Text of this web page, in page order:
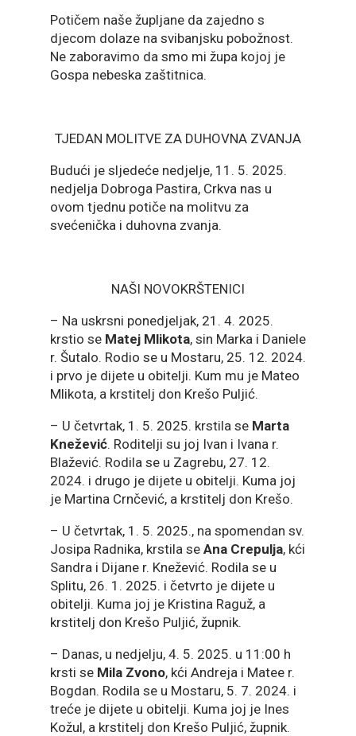
Potičem naše župljane da zajedno s
djecom dolaze na svibanjsku pobožnost.
Ne zaboravimo da smo mi župa kojoj je
Gospa nebeska zaštitnica.
TJEDAN MOLITVE ZA DUHOVNA ZVANJA
Budući je sljedeće nedjelje, 11. 5. 2025.
nedjelja Dobroga Pastira, Crkva nas u
ovom tjednu potiče na molitvu za
svećenička i duhovna zvanja.
NAŠI NOVOKRŠTENICI
– Na uskrsni ponedjeljak, 21. 4. 2025.
krstio se Matej Mlikota, sin Marka i Daniele
r. Šutalo. Rodio se u Mostaru, 25. 12. 2024.
i prvo je dijete u obitelji. Kum mu je Mateo
Mlikota, a krstitelj don Krešo Puljić.
– U četvrtak, 1. 5. 2025. krstila se Marta
Knežević. Roditelji su joj Ivan i Ivana r.
Blažević. Rodila se u Zagrebu, 27. 12.
2024. i drugo je dijete u obitelji. Kuma joj
je Martina Crnčević, a krstitelj don Krešo.
– U četvrtak, 1. 5. 2025., na spomendan sv.
Josipa Radnika, krstila se Ana Crepulja, kći
Sandra i Dijane r. Knežević. Rodila se u
Splitu, 26. 1. 2025. i četvrto je dijete u
obitelji. Kuma joj je Kristina Raguž, a
krstitelj don Krešo Puljić, župnik.
– Danas, u nedjelju, 4. 5. 2025. u 11:00 h
krsti se Mila Zvono, kći Andreja i Matee r.
Bogdan. Rodila se u Mostaru, 5. 7. 2024. i
treće je dijete u obitelji. Kuma joj je Ines
Kožul, a krstitelj don Krešo Puljić, župnik.